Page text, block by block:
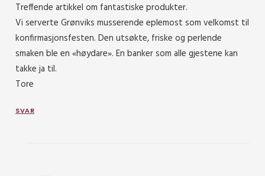
Treffende artikkel om fantastiske produkter.
Vi serverte Grønviks musserende eplemost som velkomst til
konfirmasjonsfesten. Den utsøkte, friske og perlende
smaken ble en «høydare». En banker som alle gjestene kan
takke ja til.
Tore
SVAR